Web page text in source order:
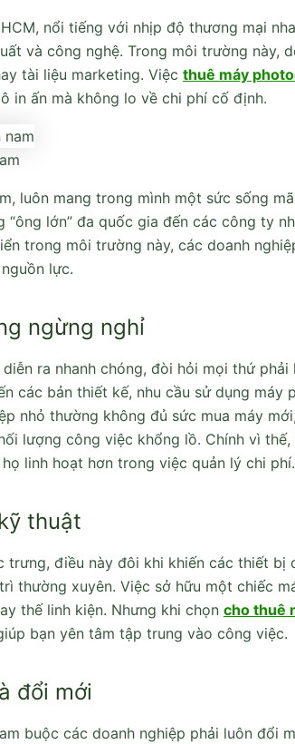
nổi tiếng với nhịp độ thương mại
và công nghệ. Trong môi trường này,
tài liệu marketing. Việc thuê máy
in ấn mà không lo về chi phí cố định.
luôn mang trong mình một sức sống
“ông lớn” đa quốc gia đến các công ty
trong môi trường này, các doanh
lực.
ngừng nghỉ
ra nhanh chóng, đòi hỏi mọi thứ phải
các bản thiết kế, nhu cầu sử dụng máy
nhỏ thường không đủ sức mua máy
lượng công việc khổng lồ. Chính vì
linh hoạt hơn trong việc quản lý chi phí.
thuật
trưng, điều này đôi khi khiến các thiết
thường xuyên. Việc sở hữu một chiếc
thế linh kiện. Nhưng khi chọn cho thuê
bạn yên tâm tập trung vào công việc.
đổi mới
buộc các doanh nghiệp phải luôn đổi